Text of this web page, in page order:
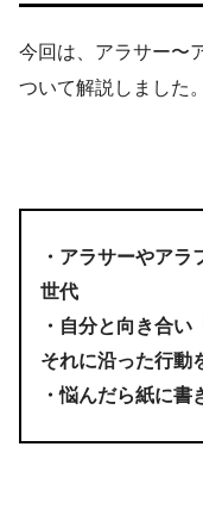
今回は、アラサー〜
ついて解説しました。
・アラサーやア
世代
・自分と向き合い
それに沿った行動
・悩んだら紙に